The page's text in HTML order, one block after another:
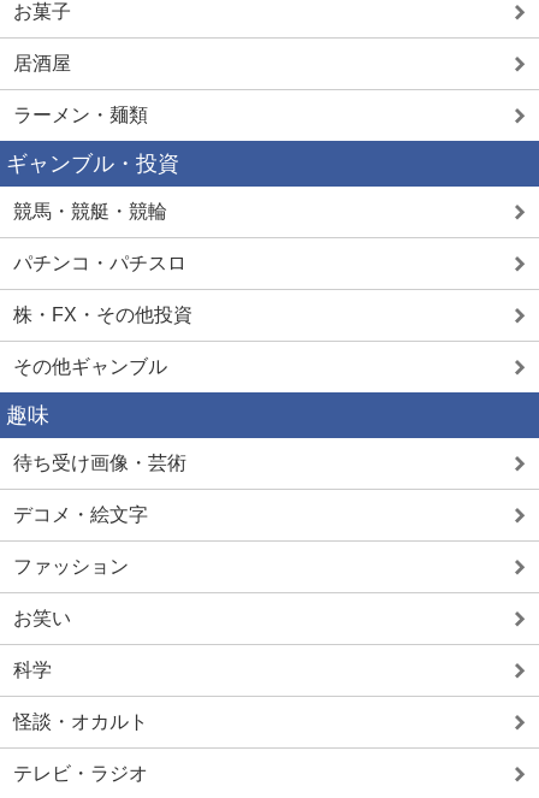
お菓子
居酒屋
ラーメン・麺類
ギャンブル・投資
競馬・競艇・競輪
パチンコ・パチスロ
株・FX・その他投資
その他ギャンブル
趣味
待ち受け画像・芸術
デコメ・絵文字
ファッション
お笑い
科学
怪談・オカルト
テレビ・ラジオ